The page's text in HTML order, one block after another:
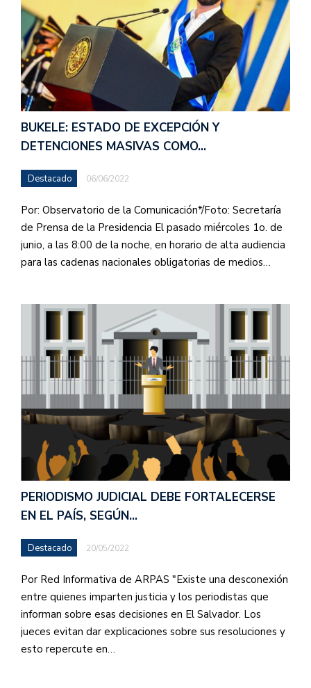
BUKELE: ESTADO DE EXCEPCIÓN Y
DETENCIONES MASIVAS COMO…
Destacado 06/06/2022
Por: Observatorio de la Comunicación*/Foto: Secretaría
de Prensa de la Presidencia El pasado miércoles 1o. de
junio, a las 8:00 de la noche, en horario de alta audiencia
para las cadenas nacionales obligatorias de medios…
PERIODISMO JUDICIAL DEBE FORTALECERSE
EN EL PAÍS, SEGÚN…
Destacado 20/05/2022
Por Red Informativa de ARPAS "Existe una desconexión
entre quienes imparten justicia y los periodistas que
informan sobre esas decisiones en El Salvador. Los
jueces evitan dar explicaciones sobre sus resoluciones y
esto repercute en…